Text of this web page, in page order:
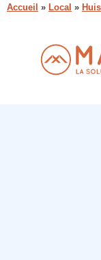
Accueil » Local »